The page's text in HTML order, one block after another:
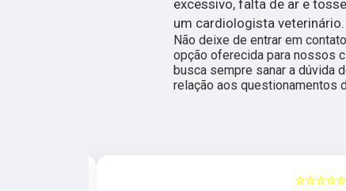
excessivo, falta de ar e
um cardiologista veterinário.
Não deixe de entrar em
opção oferecida para nossos
busca sempre sanar a dúvida
relação aos questionamentos
☆☆☆☆☆